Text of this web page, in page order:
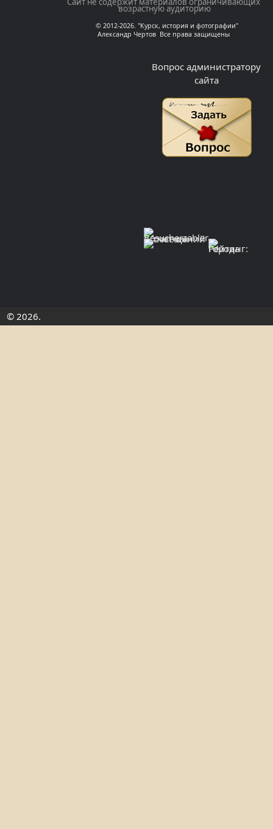
возрастную аудиторию
© 2012-2026. "Курск, история и фотографии"
Александр Чертов Все права защищены
Вопрос администратору
сайта
© 2026.